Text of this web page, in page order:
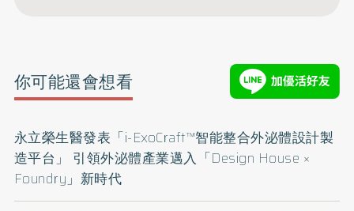
你可能還會想看
永立榮生醫發表「i-ExoCraft™智能整合外泌體設計製
造平台」 引領外泌體產業邁入「Design House ×
Foundry」新時代